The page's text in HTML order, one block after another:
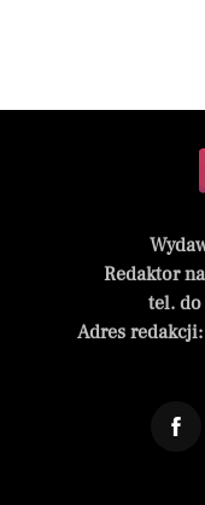
Redaktor
tel.
Adres redakcji: